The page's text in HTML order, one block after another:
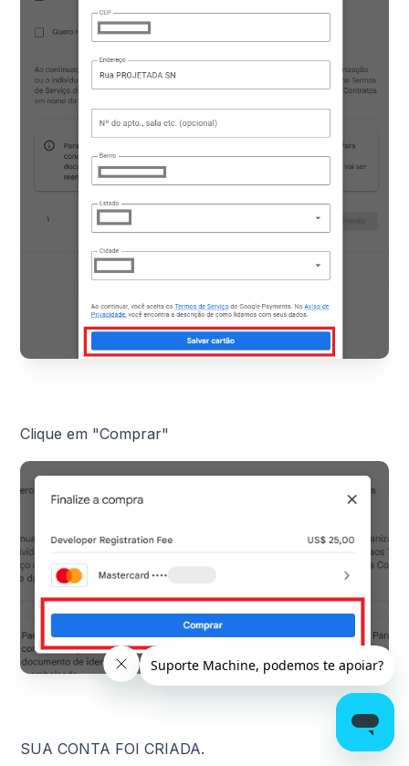
Clique em "Comprar"
SUA CONTA FOI CRIADA.